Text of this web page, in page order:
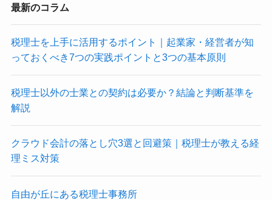
最新のコラム
税理士を上手に活用するポイント｜起業家・経営者が知
っておくべき7つの実践ポイントと3つの基本原則
税理士以外の士業との契約は必要か？結論と判断基準を
解説
クラウド会計の落とし穴3選と回避策｜税理士が教える経
理ミス対策
自由が丘にある税理士事務所